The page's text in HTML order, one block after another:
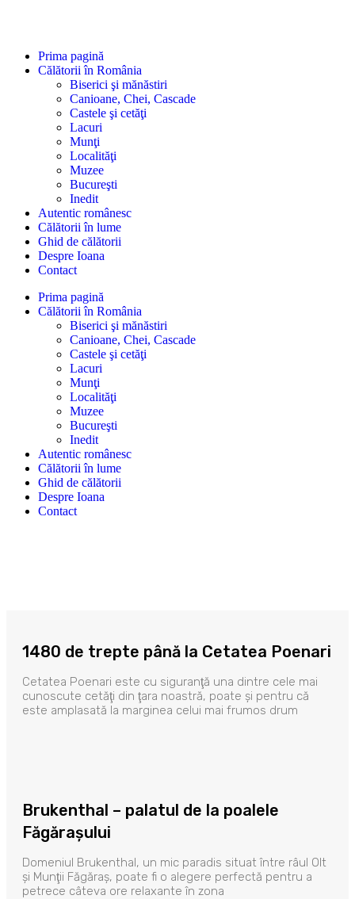
Prima pagină
Călătorii în România
Biserici şi mănăstiri
Canioane, Chei, Cascade
Castele şi cetăţi
Lacuri
Munţi
Localităţi
Muzee
Bucureşti
Inedit
Autentic românesc
Călătorii în lume
Ghid de călătorii
Despre Ioana
Contact
Prima pagină
Călătorii în România
Biserici şi mănăstiri
Canioane, Chei, Cascade
Castele şi cetăţi
Lacuri
Munţi
Localităţi
Muzee
Bucureşti
Inedit
Autentic românesc
Călătorii în lume
Ghid de călătorii
Despre Ioana
Contact
1480 de trepte până la Cetatea Poenari
Cetatea Poenari este cu siguranţă una dintre cele mai
cunoscute cetăţi din ţara noastră, poate şi pentru că
este amplasată la marginea celui mai frumos drum
Brukenthal – palatul de la poalele
Făgăraşului
Domeniul Brukenthal, un mic paradis situat între râul Olt
şi Munţii Făgăraş, poate fi o alegere perfectă pentru a
petrece câteva ore relaxante în zona